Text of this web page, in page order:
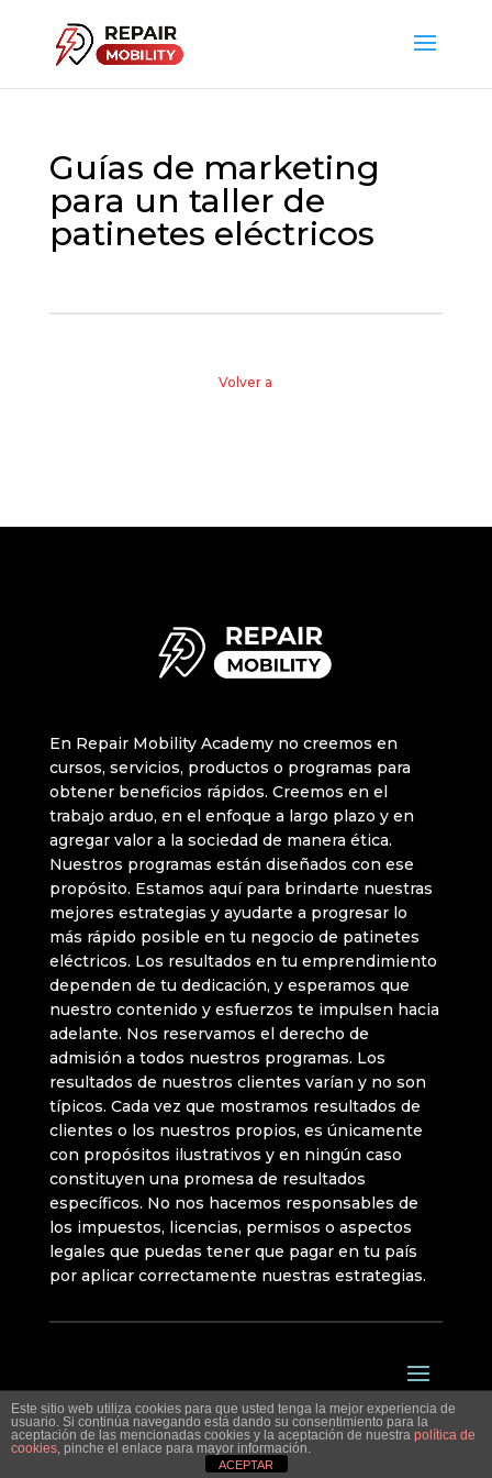
Guías de marketing
para un taller de
patinetes eléctricos
Volver a
En Repair Mobility Academy no creemos en
cursos, servicios, productos o programas para
obtener beneficios rápidos. Creemos en el
trabajo arduo, en el enfoque a largo plazo y en
agregar valor a la sociedad de manera ética.
Nuestros programas están diseñados con ese
propósito. Estamos aquí para brindarte nuestras
mejores estrategias y ayudarte a progresar lo
más rápido posible en tu negocio de patinetes
eléctricos. Los resultados en tu emprendimiento
dependen de tu dedicación, y esperamos que
nuestro contenido y esfuerzos te impulsen hacia
adelante. Nos reservamos el derecho de
admisión a todos nuestros programas. Los
resultados de nuestros clientes varían y no son
típicos. Cada vez que mostramos resultados de
clientes o los nuestros propios, es únicamente
con propósitos ilustrativos y en ningún caso
constituyen una promesa de resultados
específicos. No nos hacemos responsables de
los impuestos, licencias, permisos o aspectos
legales que puedas tener que pagar en tu país
por aplicar correctamente nuestras estrategias.
Este sitio web utiliza cookies para que usted tenga la mejor experiencia de
usuario. Si continúa navegando está dando su consentimiento para la
aceptación de las mencionadas cookies y la aceptación de nuestra política de
cookies, pinche el enlace para mayor información.
ACEPTAR